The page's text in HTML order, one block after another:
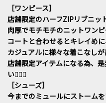
［ワンピース］
店舗限定のハーフZIPリブニッ
肉厚でモチモチのニットワン
コートと合わせるとキレイめ
カジュアルに様々な着こなしが
店舗限定アイテムになる為、
い💁🏽‍♀️
［シューズ］
今までのミュールにストーム